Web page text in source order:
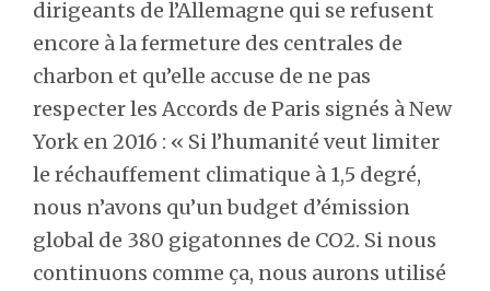
dirigeants de l’Allemagne qui se refusent
encore à la fermeture des centrales de
charbon et qu’elle accuse de ne pas
respecter les Accords de Paris signés à New
York en 2016 : « Si l’humanité veut limiter
le réchauffement climatique à 1,5 degré,
nous n’avons qu’un budget d’émission
global de 380 gigatonnes de CO2. Si nous
continuons comme ça, nous aurons utilisé